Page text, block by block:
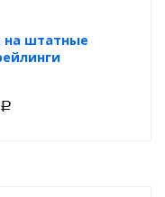
на штатные
Р